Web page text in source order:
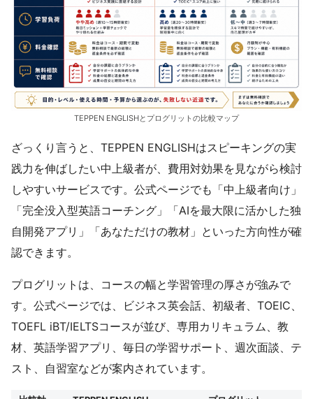
TEPPEN ENGLISHとプログリットの比較マップ
ざっくり言うと、TEPPEN ENGLISHはスピーキングの実
践力を伸ばしたい中上級者が、費用対効果を見ながら検討
しやすいサービスです。公式ページでも「中上級者向け」
「完全没入型英語コーチング」「AIを最大限に活かした独
自開発アプリ」「あなただけの教材」といった方向性が確
認できます。
プログリットは、コースの幅と学習管理の厚さが強みで
す。公式ページでは、ビジネス英会話、初級者、TOEIC、
TOEFL iBT/IELTSコースが並び、専用カリキュラム、教
材、英語学習アプリ、毎日の学習サポート、週次面談、テ
スト、自習室などが案内されています。